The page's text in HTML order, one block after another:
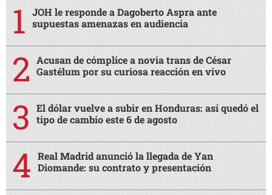
JOH le responde a Dagoberto Aspra ante
supuestas amenazas en audiencia
Acusan de cómplice a novia trans de César
Gastélum por su curiosa reacción en vivo
El dólar vuelve a subir en Honduras: así quedó el
tipo de cambio este 6 de agosto
Real Madrid anunció la llegada de Yan
Diomande: su contrato y presentación